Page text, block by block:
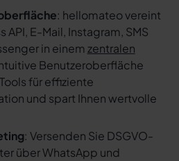
: hellomateo vereint
API, E-Mail, Instagram, SMS
in einem zentralen
Benutzeroberfläche
für effiziente
und spart Ihnen wertvolle
: Versenden Sie DSGVO-
über WhatsApp und